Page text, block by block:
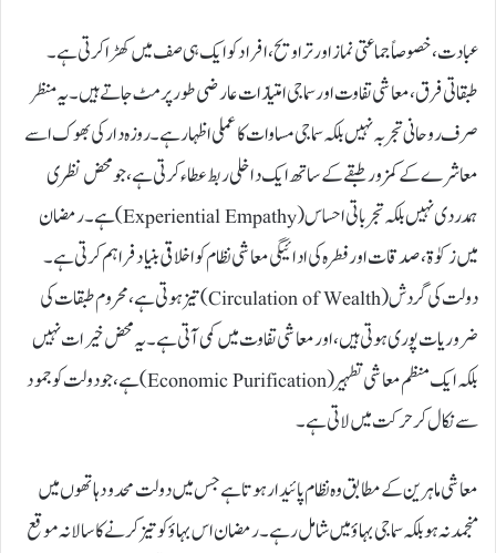
عبادت، خصوصاً جماعتی نماز اور تراویح، افراد کو ایک ہی صف میں کھڑا کرتی ہے۔
طبقاتی فرق، معاشی تفاوت اور سماجی امتیازات عارضی طور پر مٹ جاتے ہیں۔ یہ منظر
صرف روحانی تجربہ نہیں بلکہ سماجی مساوات کا عملی اظہار ہے۔ روزہ دار کی بھوک اسے
معاشرے کے کمزور طبقے کے ساتھ ایک داخلی ربط عطاء کرتی ہے، جو محض نظری
ہمدردی نہیں بلکہ تجرباتی احساس (Experiential Empathy) ہے۔ رمضان
میں زکوٰۃ، صدقات اور فطرہ کی ادائیگی معاشی نظام کو اخلاقی بنیاد فراہم کرتی ہے۔
دولت کی گردش (Circulation of Wealth) تیز ہوتی ہے، محروم طبقات کی
ضروریات پوری ہوتی ہیں، اور معاشی تفاوت میں کمی آتی ہے۔ یہ محض خیرات نہیں
بلکہ ایک منظم معاشی تطہیر (Economic Purification) ہے، جو دولت کو جمود
سے نکال کر حرکت میں لاتی ہے۔
معاشی ماہرین کے مطابق وہ نظام پائیدار ہوتا ہے جس میں دولت محدود ہاتھوں میں
منجمد نہ ہو بلکہ سماجی بہاؤ میں شامل رہے۔ رمضان اس بہاؤ کو تیز کرنے کا سالانہ موقع